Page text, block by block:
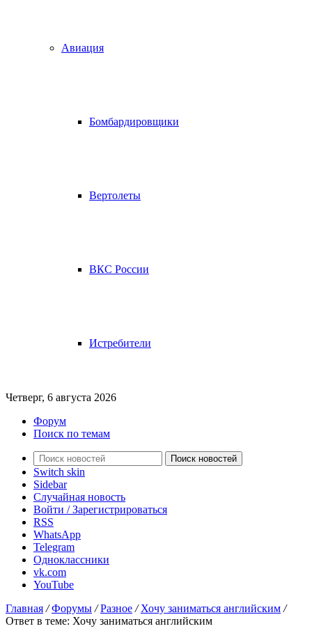
Авиация
Бомбардировщики
Вертолеты
ВКС России
Истребители
Четверг, 6 августа 2026
Форум
Поиск по темам
Поиск новостей
Switch skin
Sidebar
Случайная новость
Войти / Зарегистрироваться
RSS
WhatsApp
Telegram
Одноклассники
vk.com
YouTube
Главная / Форумы / Разное / Хочу заниматься английским /
Ответ в теме: Хочу заниматься английским